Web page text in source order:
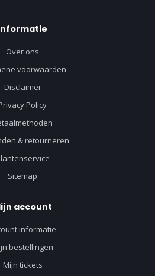
Over ons
voorwaarden
Disclaimer
Policy
& retourneren
Sitemap
account
informatie
bestellingen
Mijn tickets